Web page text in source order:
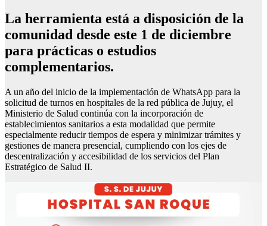
La herramienta está a disposición de la
comunidad desde este 1 de diciembre
para prácticas o estudios
complementarios.
A un año del inicio de la implementación de WhatsApp para la
solicitud de turnos en hospitales de la red pública de Jujuy, el
Ministerio de Salud continúa con la incorporación de
establecimientos sanitarios a esta modalidad que permite
especialmente reducir tiempos de espera y minimizar trámites y
gestiones de manera presencial, cumpliendo con los ejes de
descentralización y accesibilidad de los servicios del Plan
Estratégico de Salud II.